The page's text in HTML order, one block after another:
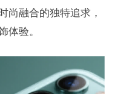
尚融合的独特追求，
体验。